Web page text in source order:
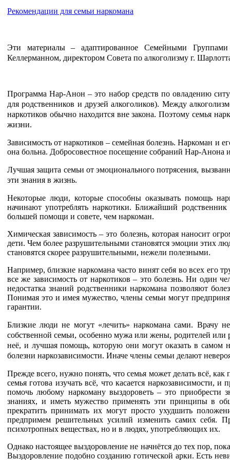
Рекомендации для семьи наркомана
Эти материалы – адаптированное Семейными
Келлерманном, директором Совета по алкоголизму г.
Программа Нар-Анон – это набор средств по овладению
для родственников и друзей алкоголиков). Между
наркотиков обычно находится вне закона. Поэтому семья
жизни.
Зависимость от наркотиков – семейная болезнь. Наркоман и
она больна. Добросовестное посещение собраний Нар-
Лучшая защита семьи от эмоционального потрясения,
эти знания в жизнь.
Некоторые люди, которые способны оказывать помощь
начинают употреблять наркотики. Ближайший
большей помощи и совете, чем наркоман.
Химическая зависимость – это болезнь, которая наносит
дети. Чем более разрушительными становятся эмоции этих
становятся скорее разрушительными, нежели полезными.
Например, близкие наркомана часто винят себя во всех его
все же зависимость от наркотиков – это болезнь. Ни один
недостатка знаний родственники наркомана позволяют
Понимая это и имея мужество, члены семьи могут
гарантии.
Близкие люди не могут «лечить» наркомана сами. Врачу
собственной семьи, особенно мужа или жены, родителей или
неё, и лучшая помощь, которую они могут оказать в самом
болезни наркозависимости. Иначе члены семьи делают
Прежде всего, нужно понять, что семья может делать всё, как
семья готова изучать всё, что касается
помочь любому наркоману выздороветь – это приобрести
знаниях, и иметь мужество применять эти принципы в
прекратить принимать их могут просто ухудшить
предпримем решительных усилий изменить самих себя.
психотропных веществах, но и в людях, употребляющих их.
Однако настоящее выздоровление не начнётся до тех пор,
Выздоровление подобно созданию готической арки. Есть